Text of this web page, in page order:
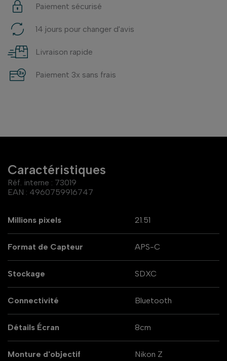
Paiement sécurisé
14 jours pour changer d'avis
Livraison rapide
Paiement 3x sans frais
Caractéristiques
Réf. interne : 73019
EAN : 4960759916747
Millions pixels 21.51
Format de Capteur APS-C
Stockage SDXC
Connectivité Bluetooth
Détails Écran 8cm
Monture d'objectif Nikon Z